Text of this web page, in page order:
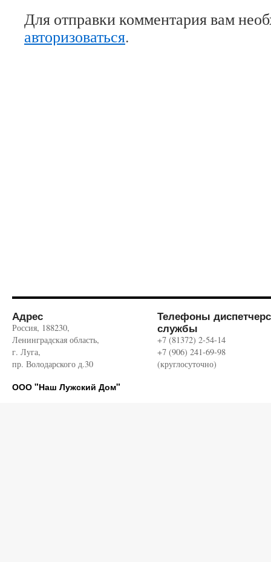
Для отправки комментария вам
авторизоваться.
Адрес
Россия, 188230,
Ленинградская область,
г. Луга,
пр. Володарского д.30
Телефоны
службы
+7 (81372) 2-54-14
+7 (906) 241-69-98
(круглосуточно)
ООО "Наш Лужский Дом"